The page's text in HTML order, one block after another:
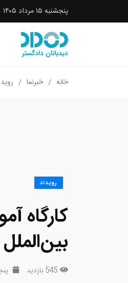
پنجشنبه ۱۵ مرداد ۱۴۰۵
خانه خبرنما
رویداد
کارگاه
545 بازدید